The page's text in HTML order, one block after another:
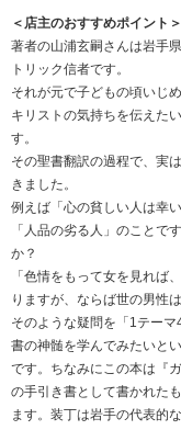
＜店主のおすすめポイント＞
著者の山浦玄嗣さんは岩手
トリック信者です。
それが元で子どもの頃いじ
キリストの気持ちを伝えた
す。
その聖書翻訳の過程で、実
きました。
例えば「心の貧しい人は幸
「人品の劣る人」のことで
か？
「色情をもって女を見れば
りますが、ならば世の男性
そのような疑問を「1テー
書の神髄を学んでみたいと
です。ちなみにこの本は『
の手引き書として書かれた
ます。装丁は岩手の代表的